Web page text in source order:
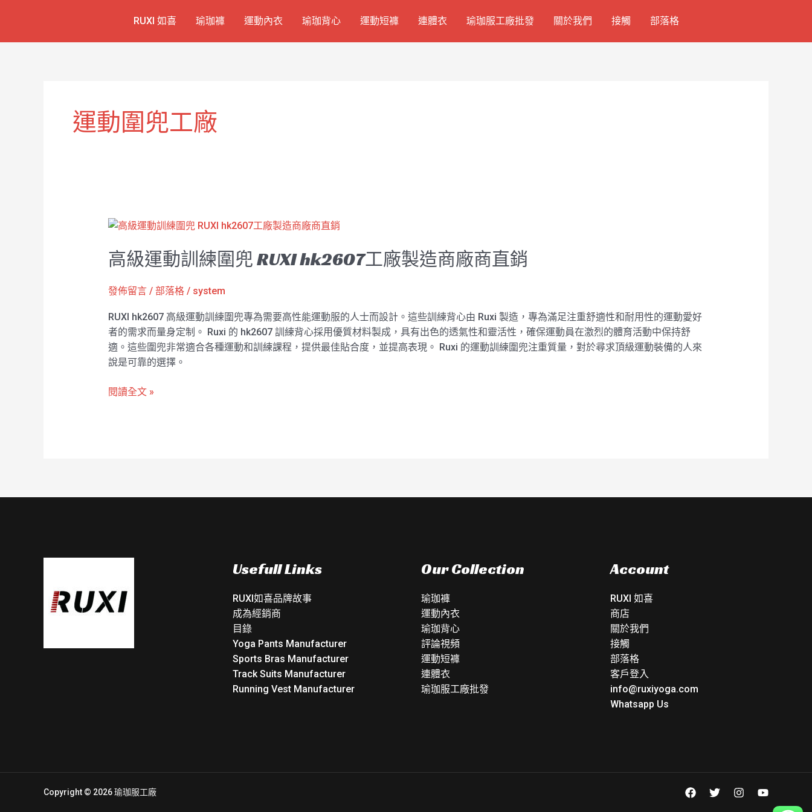
RUXI 如喜 瑜珈褲 運動內衣 瑜珈背心 運動短褲 連體衣 瑜珈服工廠批發 關於我們 接觸 部落格
運動圍兜工廠
高級運動訓練圍兜 RUXI hk2607工廠製造商廠商直銷
發佈留言 / 部落格/ system
RUXI hk2607 高級運動訓練圍兜專為需要高性能運動服的人士而設計。這些訓練背心由 Ruxi 製造，專為滿足注重舒適性和耐用性的運動愛好
者的需求而量身定制。 Ruxi 的 hk2607 訓練背心採用優質材料製成，具有出色的透氣性和靈活性，確保運動員在激烈的體育活動中保持舒
適。這些圍兜非常適合各種運動和訓練課程，提供最佳貼合度，並提高表現。 Ruxi 的運動訓練圍兜注重質量，對於尋求頂級運動裝備的人來
說是可靠的選擇。
高
運
動
訓
圍
兜
RUXI
hk2607
廠
銷
閱讀全文 »
Usefull Links
RUXI如喜品牌故事
成為經銷商
目錄
Yoga Pants Manufacturer
Sports Bras Manufacturer
Track Suits Manufacturer
Running Vest Manufacturer
Our Collection
瑜珈褲
運動內衣
瑜珈背心
評論視頻
運動短褲
連體衣
瑜珈服工廠批發
Account
RUXI 如喜
商店
關於我們
接觸
部落格
客戶登入
info@ruxiyoga.com
Whatsapp Us
Copyright © 2026 瑜珈服工廠